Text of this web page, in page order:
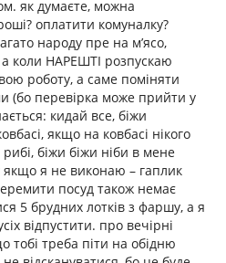
як думаєте, можна
оплатити комуналку?
народу пре на м’ясо,
коли НАРЕШТІ розпускаю
роботу, а саме поміняти
(бо перевірка може прийти у
кидай все, біжи
якщо на ковбасі нікого
біжи біжи ніби в мене
якщо я не виконаю – гаплик
посуд також немає
5 брудних лотків з фаршу, а я
відпустити. про вечірні
тобі треба піти на обідню